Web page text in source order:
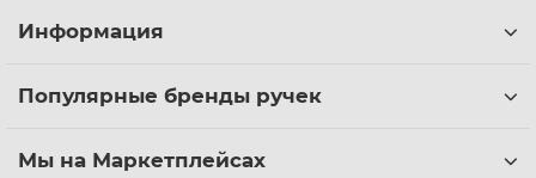
Информация
Популярные бренды ручек
Мы на Маркетплейсах